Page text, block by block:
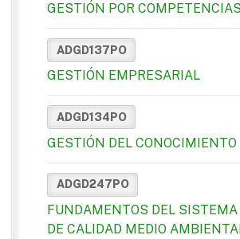
GESTIÓN POR
ADGD137PO
GESTIÓN EMPRESARIAL
ADGD134PO
GESTIÓN DEL CONOCIMIENTO
ADGD247PO
FUNDAMENTOS DEL SISTEMA
DE CALIDAD MEDIO